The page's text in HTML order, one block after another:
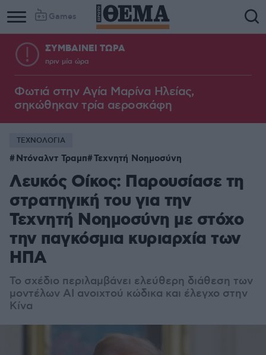
Games
ΣΥΜΒΑΙΝΕΙ ΤΩΡΑ
πριν μία ώρα
Φωτιά στην Aγία Μαρίνα Ηλείας,
σηκώθηκαν τρία αεροσκάφη
ΤΕΧΝΟΛΟΓΙΑ
Ντόναλντ Τραμπ Τεχνητή Νοημοσύνη
Λευκός Οίκος: Παρουσίασε τη
στρατηγική του για την
Τεχνητή Νοημοσύνη με στόχο
την παγκόσμια κυριαρχία των
ΗΠΑ
Το σχέδιο περιλαμβάνει ελεύθερη διάθεση των
μοντέλων ΑΙ ανοιχτού κώδικα και έλεγχο στην
Κίνα